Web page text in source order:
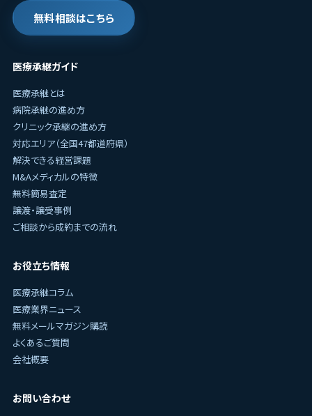
無料相談はこちら
医療承継ガイド
医療承継とは
病院承継の進め方
クリニック承継の進め方
対応エリア（全国47都道府県）
解決できる経営課題
M&Aメディカルの特徴
無料簡易査定
譲渡・譲受事例
ご相談から成約までの流れ
お役立ち情報
医療承継コラム
医療業界ニュース
無料メールマガジン購読
よくあるご質問
会社概要
お問い合わせ